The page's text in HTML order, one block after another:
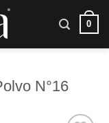
0
N°16